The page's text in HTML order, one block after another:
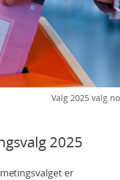
Valg 2025 valg.no
2025
er